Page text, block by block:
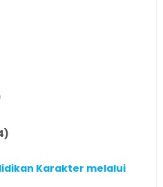
Karakter melalui